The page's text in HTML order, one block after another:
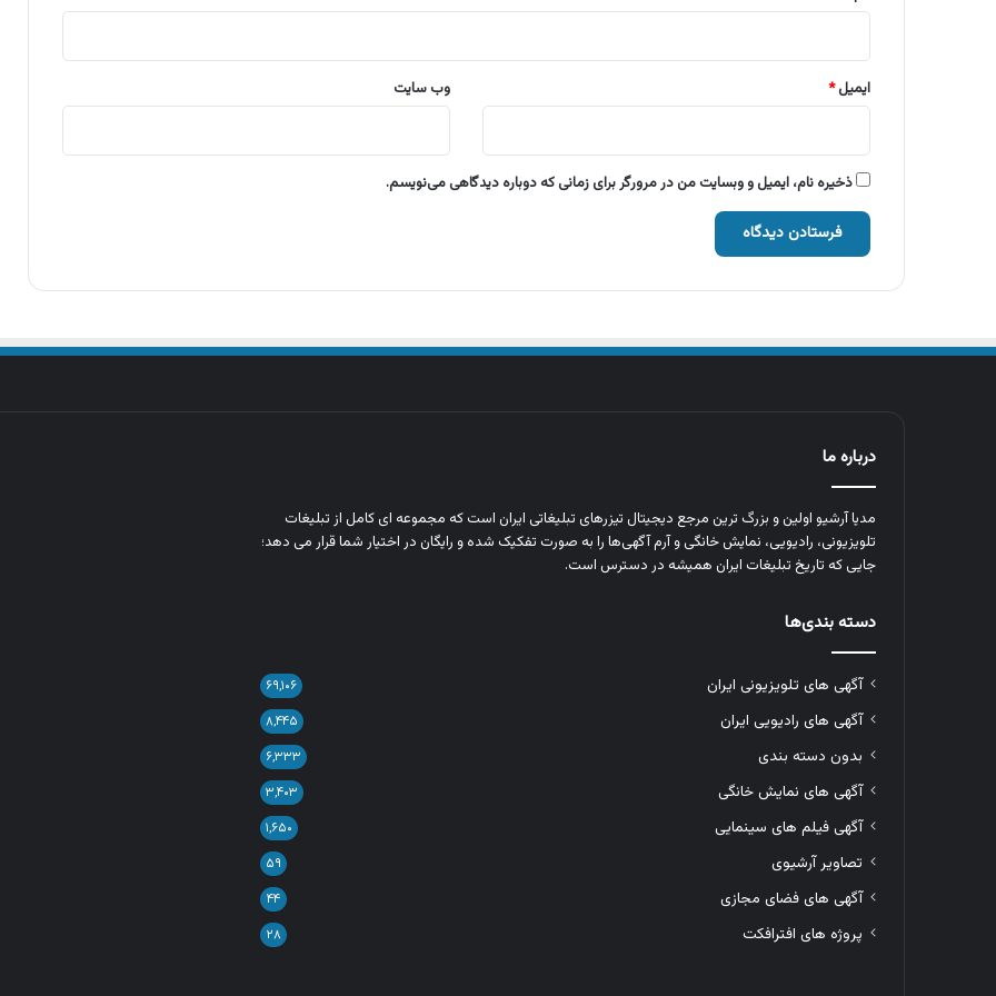
ایمیل* وب‌ سایت
ذخیره نام، ایمیل و وبسایت من در مرورگر برای زمانی که دوباره دیدگاهی می‌نویسم.
درباره ما
مدیا آرشیو اولین و بزرگ‌ ترین مرجع دیجیتال تیزرهای تبلیغاتی ایران است که مجموعه‌ ای کامل از تبلیغات
تلویزیونی، رادیویی، نمایش خانگی و آرم‌ آگهی‌ها را به‌ صورت تفکیک‌ شده و رایگان در اختیار شما قرار می‌ دهد؛
جایی که تاریخ تبلیغات ایران همیشه در دسترس است.
دسته بندی‌ها
آگهی های تلویزیونی ایران ۶۹,۱۰۶
آگهی های رادیویی ایران ۸,۴۴۵
بدون دسته بندی ۶,۳۳۳
آگهی های نمایش خانگی ۳,۴۰۳
آگهی فیلم های سینمایی ۱,۶۵۰
تصاویر آرشیوی ۵۹
آگهی های فضای مجازی ۴۴
پروژه های افترافکت ۲۸